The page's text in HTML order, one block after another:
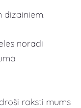
dizainiem.
norādi
raksti mums